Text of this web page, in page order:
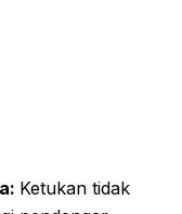
Ketukan tidak